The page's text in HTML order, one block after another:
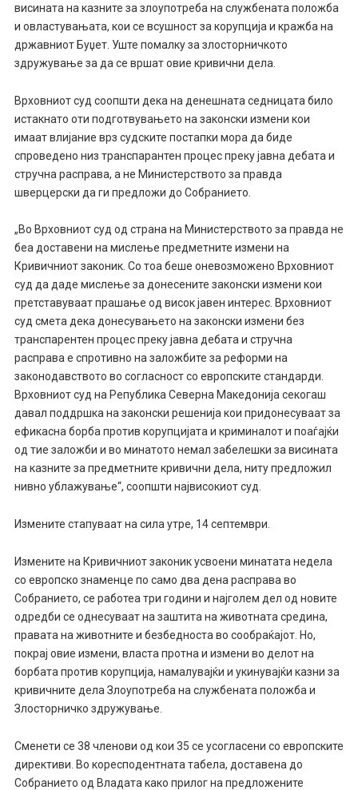
висината на казните за злоупотреба на службената положба
и овластувањата, кои се всушност за корупција и кражба на
државниот Буџет. Уште помалку за злосторничкото
здружување за да се вршат овие кривични дела.
Врховниот суд соопшти дека на денешната седницата било
истакнато оти подготвувањето на законски измени кои
имаат влијание врз судските постапки мора да биде
спроведено низ транспарантен процес преку јавна дебата и
стручна расправа, а не Министерството за правда
шверцерски да ги предложи до Собранието.
„Во Врховниот суд од страна на Министерството за правда не
беа доставени на мислење предметните измени на
Кривичниот законик. Со тоа беше оневозможено Врховниот
суд да даде мислење за донесените законски измени кои
претставуваат прашање од висок јавен интерес. Врховниот
суд смета дека донесувањето на законски измени без
транспарентен процес преку јавна дебата и стручна
расправа е спротивно на заложбите за реформи на
законодавството во согласност со европските стандарди.
Врховниот суд на Република Северна Македонија секогаш
давал поддршка на законски решенија кои придонесуваат за
ефикасна борба против корупцијата и криминалот и поаѓајќи
од тие заложби и во минатото немал забелешки за висината
на казните за предметните кривични дела, ниту предложил
нивно ублажување“, соопшти највисокиот суд.
Измените стапуваат на сила утре, 14 септември.
Измените на Кривичниот законик усвоени минатата недела
со европско знаменце по само два дена расправа во
Собранието, се работеа три години и најголем дел од новите
одредби се однесуваат на заштита на животната средина,
правата на животните и безбедноста во сообраќајот. Но,
покрај овие измени, власта протна и измени во делот на
борбата против корупција, намалувајќи и укинувајќи казни за
кривичните дела Злоупотреба на службената положба и
Злосторничко здружување.
Сменети се 38 членови од кои 35 се усогласени со европските
директиви. Во коресподентната табела, доставена до
Собранието од Владата како прилог на предложените